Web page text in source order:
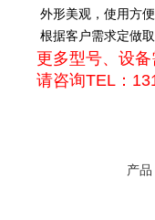
外形美观，使用方
根据客户需求定做
更多型号、设
请咨询TEL：
产品